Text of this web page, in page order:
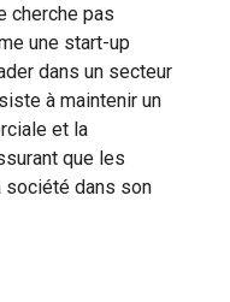
cherche pas
une start-up
dans un secteur
à maintenir un
et la
que les
société dans son